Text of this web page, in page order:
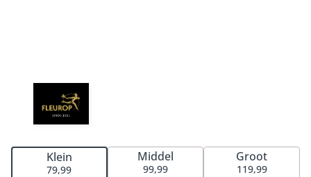
Klein
79,99
Middel
99,99
Groot
119,99